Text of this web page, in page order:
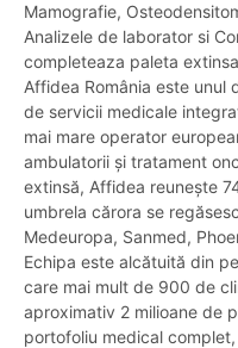
Mamografie,
Analizele de laborator si
completeaza paleta
Affidea România este unul
de servicii medicale
mai mare operator
ambulatorii și tratament
extinsă, Affidea reunește
umbrela cărora se
Medeuropa, Sanmed,
Echipa este alcătuită din
care mai mult de 900 de
aproximativ 2 milioane de
portofoliu medical